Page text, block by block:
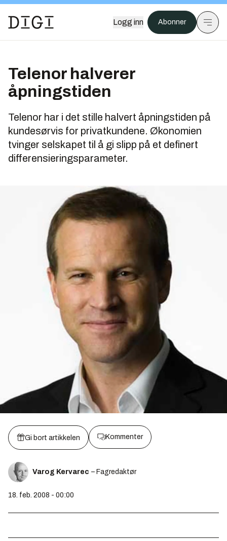
Logg inn Abonner
Telenor halverer
åpningstiden
Telenor har i det stille halvert åpningstiden på
kundesørvis for privatkundene. Økonomien
tvinger selskapet til å gi slipp på et definert
differensieringsparameter.
Gi bort artikkelen Kommenter
Varog Kervarec – Fagredaktør
18. feb. 2008 - 00:00